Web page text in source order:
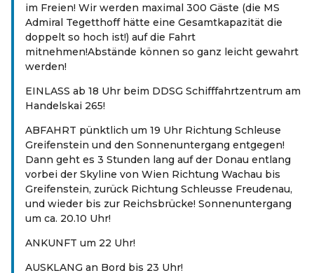
im Freien! Wir werden maximal 300 Gäste (die MS
Admiral Tegetthoff hätte eine Gesamtkapazität die
doppelt so hoch ist!) auf die Fahrt
mitnehmen!Abstände können so ganz leicht gewahrt
werden!
EINLASS ab 18 Uhr beim DDSG Schifffahrtzentrum am
Handelskai 265!
ABFAHRT pünktlich um 19 Uhr Richtung Schleuse
Greifenstein und den Sonnenuntergang entgegen!
Dann geht es 3 Stunden lang auf der Donau entlang
vorbei der Skyline von Wien Richtung Wachau bis
Greifenstein, zurück Richtung Schleusse Freudenau,
und wieder bis zur Reichsbrücke! Sonnenuntergang
um ca. 20.10 Uhr!
ANKUNFT um 22 Uhr!
AUSKLANG an Bord bis 23 Uhr!